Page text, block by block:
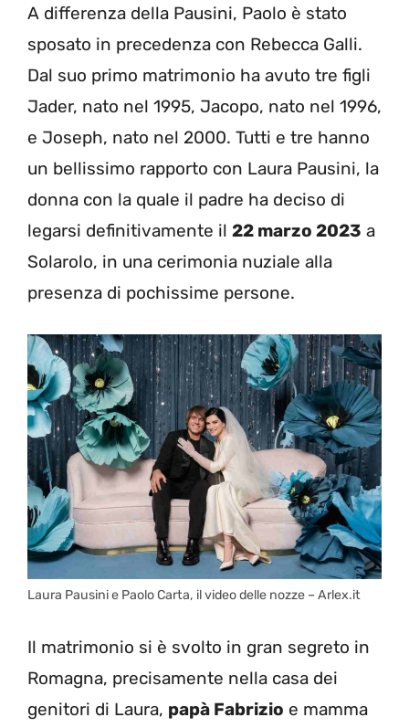
A differenza della Pausini, Paolo è stato
sposato in precedenza con Rebecca Galli.
Dal suo primo matrimonio ha avuto tre figli
Jader, nato nel 1995, Jacopo, nato nel 1996,
e Joseph, nato nel 2000. Tutti e tre hanno
un bellissimo rapporto con Laura Pausini, la
donna con la quale il padre ha deciso di
legarsi definitivamente il 22 marzo 2023 a
Solarolo, in una cerimonia nuziale alla
presenza di pochissime persone.
Laura Pausini e Paolo Carta, il video delle nozze – Arlex.it
Il matrimonio si è svolto in gran segreto in
Romagna, precisamente nella casa dei
genitori di Laura, papà Fabrizio e mamma